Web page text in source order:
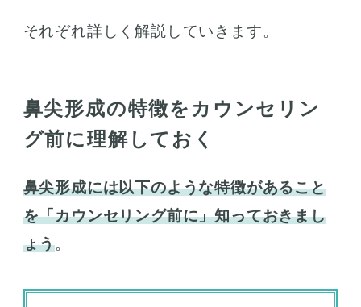
それぞれ詳しく解説していきます。
鼻尖形成の特徴をカウンセリン
グ前に理解しておく
鼻尖形成には以下のような特徴があること
を「カウンセリング前に」知っておきまし
ょう。